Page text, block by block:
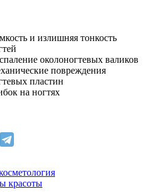
и излишняя тонкость
околоногтевых валиков
повреждения
пластин
на ногтях
красоты